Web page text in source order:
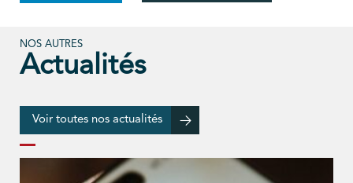
NOS AUTRES
Actualités
Voir toutes nos actualités